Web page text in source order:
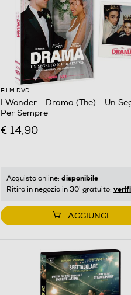
FILM DVD
I Wonder - Drama (The) - Un
Per Sempre
€ 14,90
Acquisto online: disponibile
Ritiro in negozio in 30' gratuito:
AGGIUNGI